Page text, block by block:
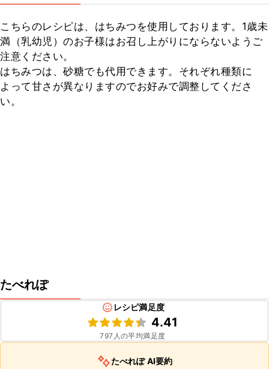
こちらのレシピは、はちみつを使用しております。1歳未
満（乳幼児）のお子様はお召し上がりにならないようご
注意ください。
はちみつは、砂糖でも代用できます。それぞれ種類に
よって甘さが異なりますのでお好みで調整してくださ
い。
たべれぽ
レシピ満足度
4.41
797 人の平均満足度
たべれぽ AI要約